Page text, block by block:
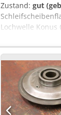
Zustand: gut
Lochwelle